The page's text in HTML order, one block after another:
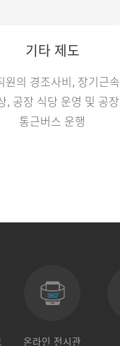
기타 제도
원의 경조사비, 장기근속
, 공장 식당 운영 및 공장
통근버스 운행
온라인 전시관